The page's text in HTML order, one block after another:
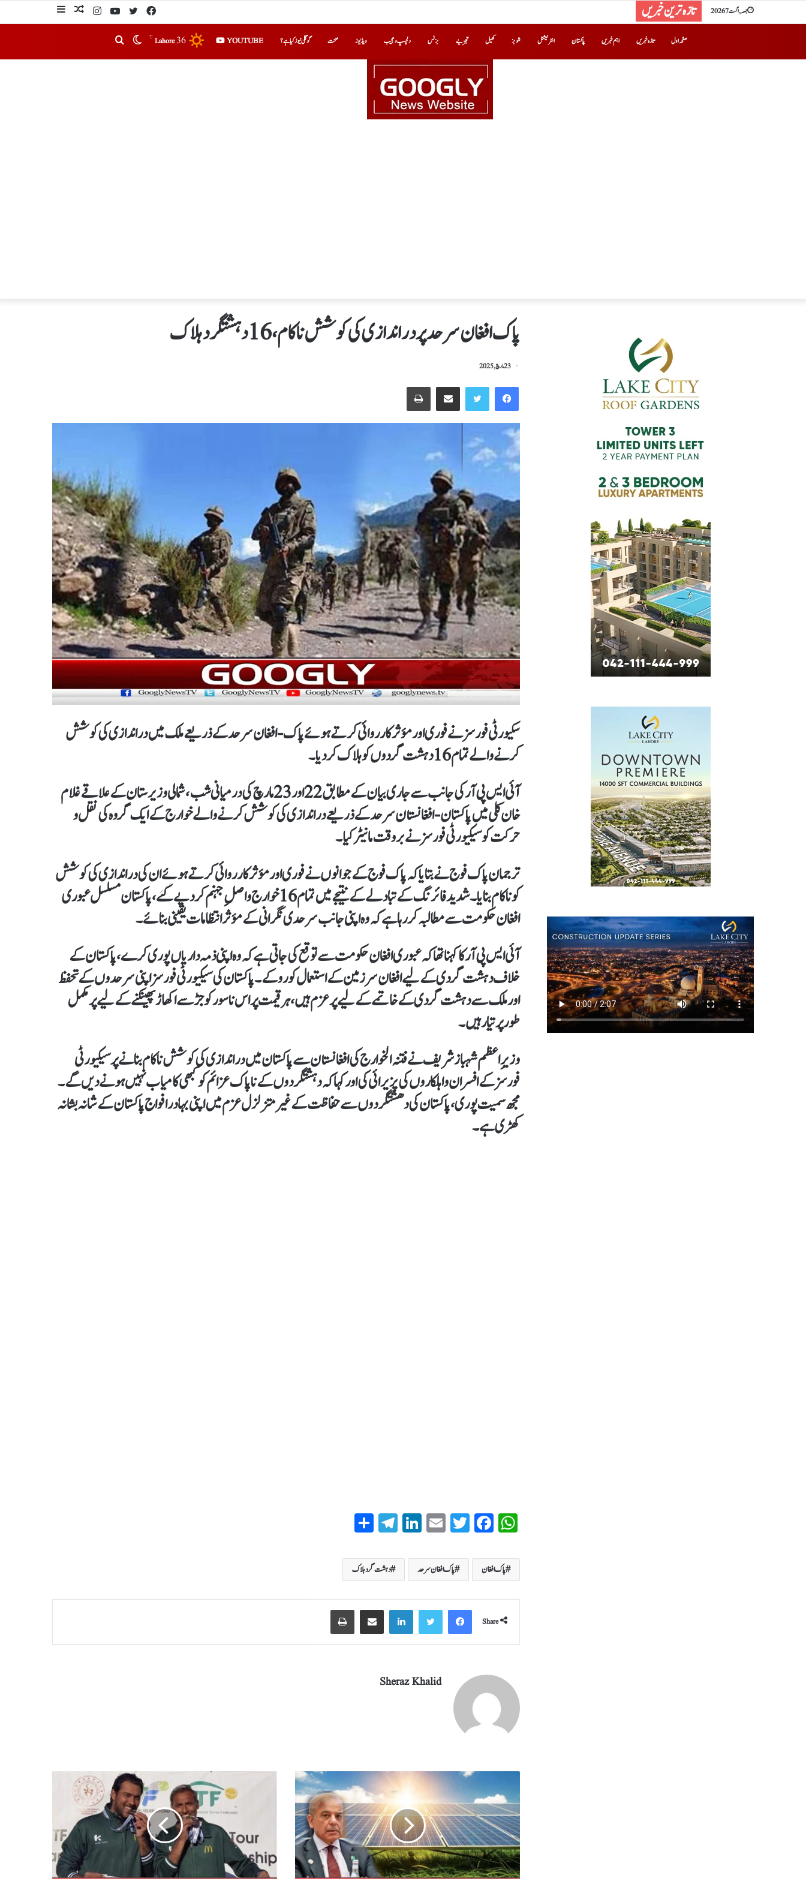
جمعہ, اگست 7 2026 تازہ ترین خبریں
صفحہ اول تازہ خبریں اہم خبریں پاکستان انٹرنیشنل شوبز کھیل تجزیے بزنس دلچسپ و عجیب ویڈیوز صحت گوگلی نیوز کیا ہے؟ YOUTUBE
Lahore36
℃
پاک افغان سرحد پردراندازی کی کوشش ناکام،16دہشتگرد ہلاک
23 مارچ, 2025
سکیورٹی فورسز نے فوری اور مؤثر کارروائی کرتے ہوئے پاک-افغان سرحد کے ذریعے ملک میں دراندازی کی کوشش
کرنے والے تمام 16 دہشت گردوں کو ہلاک کردیا۔
آئی ایس پی آر کی جانب سے جاری بیان کے مطابق 22 اور 23 مارچ کی درمیانی شب، شمالی وزیرستان کے علاقے غلام
خان کلی میں پاکستان-افغانستان سرحد کے ذریعے دراندازی کی کوشش کرنے والےخوارج کے ایک گروہ کی نقل و
حرکت کو سیکیورٹی فورسز نے بروقت مانیٹر کیا۔
ترجمان پاک فوج نے بتایا کہ پاک فوج کے جوانوں نے فوری اور مؤثر کارروائی کرتے ہوئے ان کی دراندازی کی کوشش
کو ناکام بنایا۔شدید فائرنگ کے تبادلے کے نتیجے میں تمام 16 خوارج واصلِ جہنم کر دیے گئے، پاکستان مسلسل عبوری
افغان حکومت سے مطالبہ کر رہا ہے کہ وہ اپنی جانب سرحدی نگرانی کے مؤثر انتظامات یقینی بنائے۔
آئی ایس پی آر کا کہنا تھا کہ عبوری افغان حکومت سے توقع کی جاتی ہے کہ وہ اپنی ذمہ داریاں پوری کرے، پاکستان کے
خلاف دہشت گردی کے لیے افغان سرزمین کے استعمال کو روکے۔پاکستان کی سیکیورٹی فورسز اپنی سرحدوں کے تحفظ
اور ملک سے دہشت گردی کے خاتمے کے لیے پرعزم ہیں، ہر قیمت پر اس ناسور کو جڑ سے اکھاڑ پھینکنے کے لیے پر مکمل
طور پر تیار ہیں۔
وزیرِ اعظم شہباز شریف نے فتنہ الخوارج کی افغانستان سے پاکستان میں دراندازی کی کوشش ناکام بنانے پر سیکیورٹی
فورسز کے افسران و اہلکاروں کی پزیرائی کی اور کہا کہ دہشتگردوں کے ناپاک عزائم کو کبھی کامیاب نہیں ہونے دیں گے۔
مجھ سمیت پوری، پاکستان کی دھشتگردوں سے حفاظت کے غیر متزلزل عزم میں اپنی بہادر افواج پاکستان کے شانہ بشانہ
کھڑی ہے۔
W
ha
ts
A
pp
Fa
ce
bo
ok
T
wi
tte
r
E
m
ail
Li
nk
ed
In
T
el
eg
ra
m
re پاک افغان پاک افغان سرحد دہشت گرد ہلاک
Share
Sheraz Khalid